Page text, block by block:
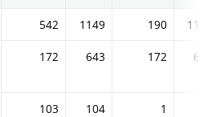
542 1149 190 1138
172 643 172 643
103 104 1